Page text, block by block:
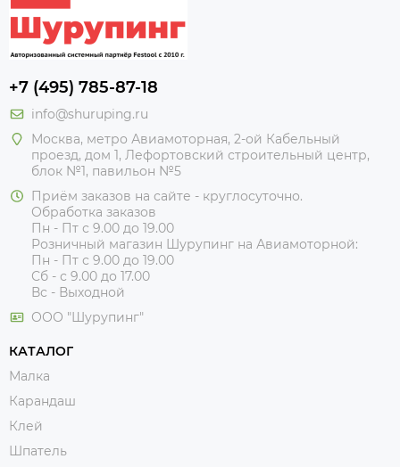
+7 (495) 785-87-18
info@shuruping.ru
Москва, метро Авиамоторная, 2-ой Кабельный
проезд, дом 1, Лефортовский строительный центр,
блок №1, павильон №5
Приём заказов на сайте - круглосуточно.
Обработка заказов
Пн - Пт с 9.00 до 19.00
Розничный магазин Шурупинг на Авиамоторной:
Пн - Пт с 9.00 до 19.00
Сб - с 9.00 до 17.00
Вс - Выходной
ООО "Шурупинг"
КАТАЛОГ
Малка
Карандаш
Клей
Шпатель